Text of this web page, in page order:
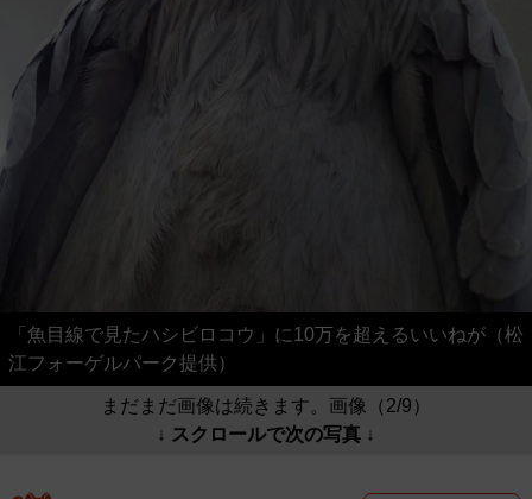
「魚目線で見たハシビロコウ」に10万を超えるいいねが（松
江フォーゲルパーク提供）
まだまだ画像は続きます。画像（2/9）
↓ スクロールで次の写真 ↓